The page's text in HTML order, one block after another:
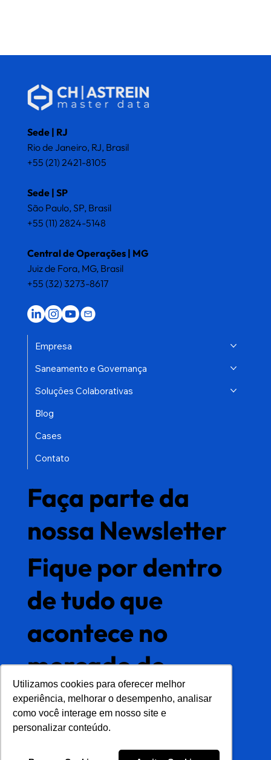
Utilizamos cookies para oferecer melhor
experiência, melhorar o desempenho, analisar
como você interage em nosso site e
personalizar conteúdo.
Utilizamos cookies para oferecer melhor
experiência, melhorar o desempenho, analisar
como você interage em nosso site e
personalizar conteúdo.
Sede | RJ
Rio de Janeiro, RJ, Brasil
+55 (21) 2421-8105
Sede | SP
São Paulo, SP, Brasil
+55 (11) 2824-5148
Central de Operações | MG
Juiz de Fora, MG, Brasil
+55 (32) 3273-8617
Empresa
Saneamento e Governança
Soluções Colaborativas
Blog
Cases
Contato
Faça parte da
nossa Newsletter
Fique por dentro
de tudo que
acontece no
mercado de
gestão de dados
mestres